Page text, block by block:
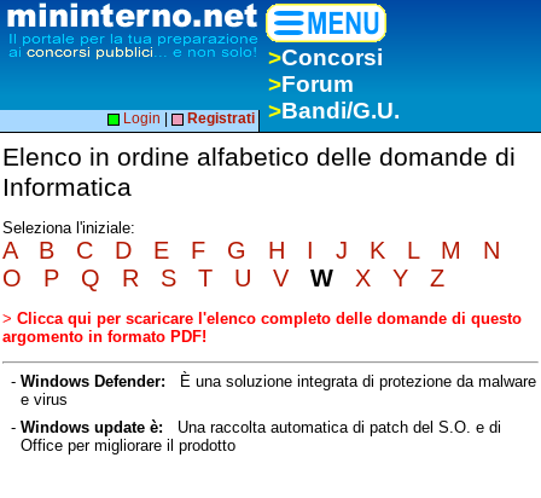
>Concorsi
>Forum
>Bandi/G.U.
Login Registrati
Elenco in ordine alfabetico delle domande di
Informatica
Seleziona l'iniziale:
A B C D E F G H I J K L M
N
O
P Q R S T U V W X Y Z
> Clicca qui per scaricare l'elenco completo delle domande di questo
argomento in formato PDF!
- Windows Defender: È una soluzione integrata di protezione da malware
e virus
- Windows update è: Una raccolta automatica di patch del S.O. e di
Office per migliorare il prodotto